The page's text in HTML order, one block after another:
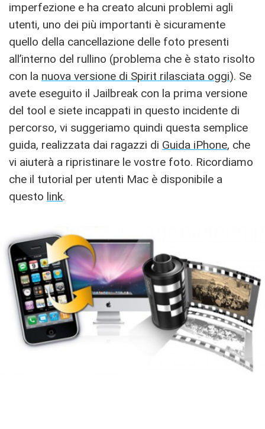
imperfezione e ha creato alcuni problemi agli
utenti, uno dei più importanti è sicuramente
quello della cancellazione delle foto presenti
all’interno del rullino (problema che è stato risolto
con la nuova versione di Spirit rilasciata oggi). Se
avete eseguito il Jailbreak con la prima versione
del tool e siete incappati in questo incidente di
percorso, vi suggeriamo quindi questa semplice
guida, realizzata dai ragazzi di Guida iPhone, che
vi aiuterà a ripristinare le vostre foto. Ricordiamo
che il tutorial per utenti Mac è disponibile a
questo link.